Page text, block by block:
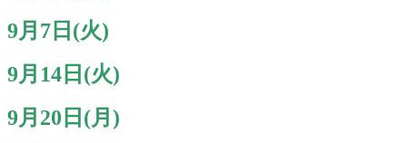
9月7日(火)
9月14日(火)
9月20日(月)